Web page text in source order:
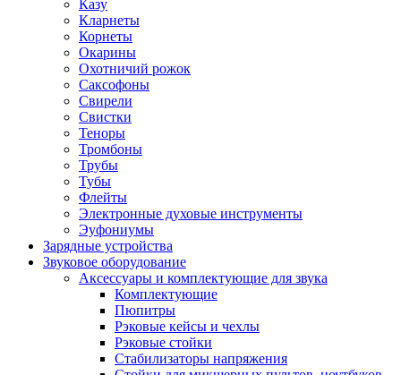
Казу
Кларнеты
Корнеты
Окарины
Охотничий рожок
Саксофоны
Свирели
Свистки
Теноры
Тромбоны
Трубы
Тубы
Флейты
Электронные духовые инструменты
Эуфониумы
Зарядные устройства
Звуковое оборудование
Аксессуары и комплектующие для звука
Комплектующие
Пюпитры
Рэковые кейсы и чехлы
Рэковые стойки
Стабилизаторы напряжения